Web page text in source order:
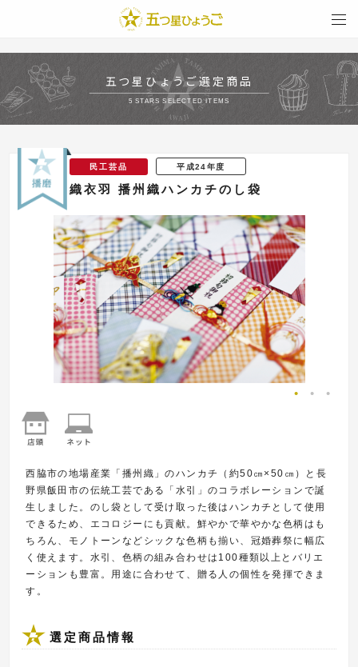
五つ星ひょうご選定商品
5 STARS SELECTED ITEMS
民工芸品 平成24年度
織衣羽 播州織ハンカチのし袋
西脇市の地場産業「播州織」のハンカチ（約50㎝×50㎝）と長
野県飯田市の伝統工芸である「水引」のコラボレーションで誕
生しました。のし袋として受け取った後はハンカチとして使用
できるため、エコロジーにも貢献。鮮やかで華やかな色柄はも
ちろん、モノトーンなどシックな色柄も揃い、冠婚葬祭に幅広
く使えます。水引、色柄の組み合わせは100種類以上とバリエ
ーションも豊富。用途に合わせて、贈る人の個性を発揮できま
す。
選定商品情報